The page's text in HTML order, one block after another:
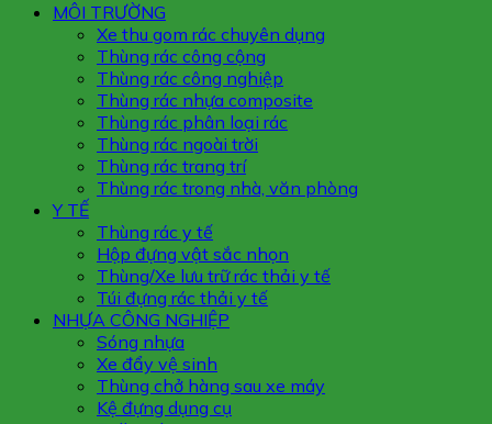
MÔI TRƯỜNG
Xe thu gom rác chuyên dụng
Thùng rác công cộng
Thùng rác công nghiệp
Thùng rác nhựa composite
Thùng rác phân loại rác
Thùng rác ngoài trời
Thùng rác trang trí
Thùng rác trong nhà, văn phòng
Y TẾ
Thùng rác y tế
Hộp đựng vật sắc nhọn
Thùng/Xe lưu trữ rác thải y tế
Túi đựng rác thải y tế
NHỰA CÔNG NGHIỆP
Sóng nhựa
Xe đẩy vệ sinh
Thùng chở hàng sau xe máy
Kệ đựng dụng cụ